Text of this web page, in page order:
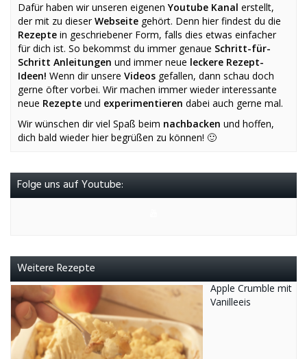
Dafür haben wir unseren eigenenYoutube Kanal erstellt,
der mit zu dieserWebseite gehört. Denn hier findest du die
Rezepte in geschriebener Form, falls dies etwas einfacher
für dich ist. So bekommst du immer genaue Schritt-für-
Schritt Anleitungen und immer neue leckere Rezept-
Ideen! Wenn dir unsere Videos gefallen, dann schau doch
gerne öfter vorbei. Wir machen immer wieder interessante
neue Rezepte und experimentieren dabei auch gerne mal.
Wir wünschen dir viel Spaß beim nachbacken und hoffen,
dich bald wieder hier begrüßen zu können! 🙂
Folge uns auf Youtube:
Weitere Rezepte
Apple Crumble mit
Vanilleeis